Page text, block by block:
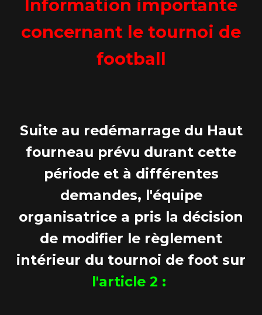
Information importante
concernant le tournoi de
football
Suite au redémarrage du Haut
fourneau prévu durant cette
période et à différentes
demandes, l'équipe
organisatrice a pris la décision
de modifier le règlement
intérieur du tournoi de foot sur
l'article 2 :